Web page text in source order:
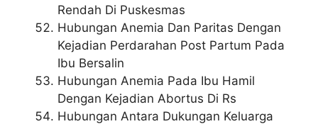
Rendah Di Puskesmas
Hubungan Anemia Dan Paritas Dengan
Kejadian Perdarahan Post Partum Pada
Ibu Bersalin
Hubungan Anemia Pada Ibu Hamil
Dengan Kejadian Abortus Di Rs
Hubungan Antara Dukungan Keluarga